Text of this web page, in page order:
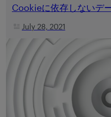
Cookieに依存しないデ
July 28, 2021